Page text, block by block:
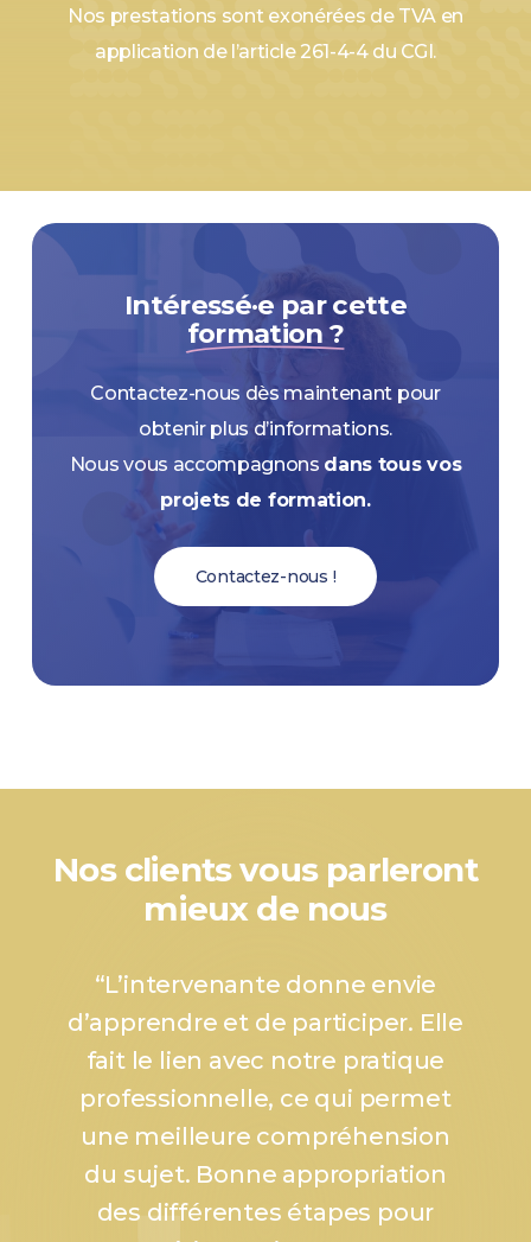
Nos prestations sont exonérées de TVA en
application de l’article 261-4-4 du CGI.
Intéressé·e par cette
formation ?
Contactez-nous dès maintenant pour
obtenir plus d’informations.
Nous vous accompagnons dans tous vos
projets de formation.
Contactez-nous !
Nos clients vous parleront
mieux de nous
“L’intervenante donne envie
d’apprendre et de participer. Elle
fait le lien avec notre pratique
professionnelle, ce qui permet
une meilleure compréhension
du sujet. Bonne appropriation
des différentes étapes pour